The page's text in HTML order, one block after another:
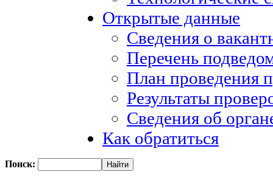
Открытые данные
Сведения о
Перечень
План
Результаты
Сведения об
Как обратиться
Поиск: